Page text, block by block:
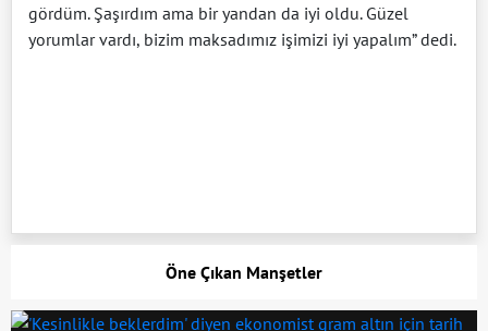
gördüm. Şaşırdım ama bir yandan da iyi oldu. Güzel
yorumlar vardı, bizim maksadımız işimizi iyi yapalım” dedi.
Öne Çıkan Manşetler